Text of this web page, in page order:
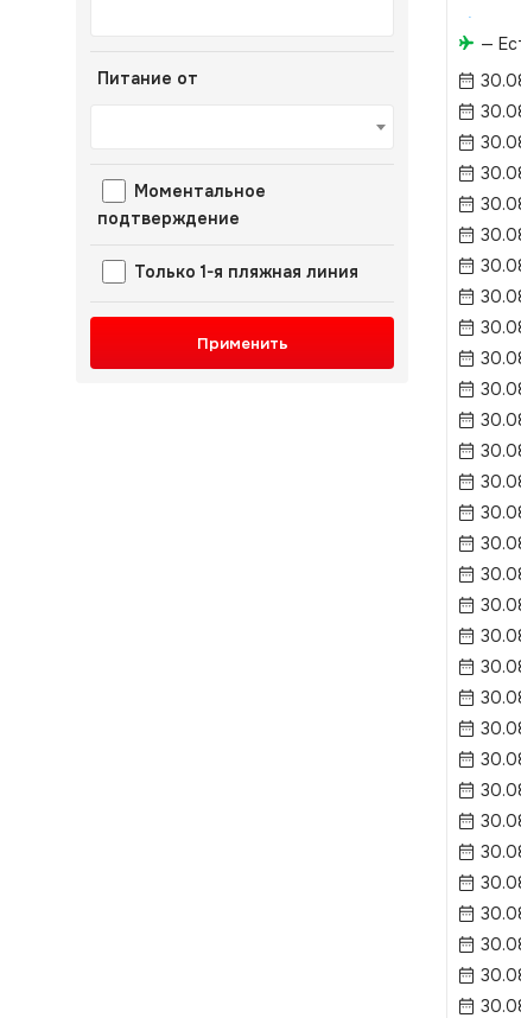
Питание от
Моментальное
подтверждение
Только 1-я пляжная линия
Применить
—